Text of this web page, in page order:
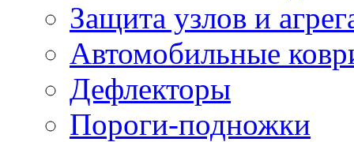
Защита узлов и
Автомобильные
Дефлекторы
Пороги-подножки